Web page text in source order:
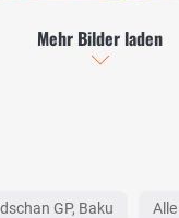
Mehr Bilder laden
GP, Baku